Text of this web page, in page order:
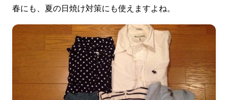
春にも、夏の日焼け対策にも使えますよね。